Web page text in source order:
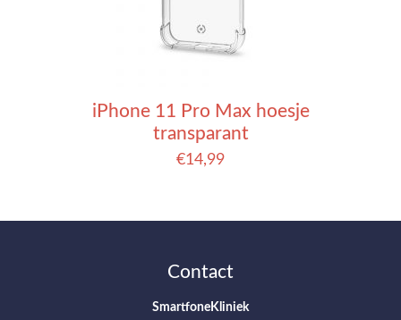
iPhone 11 Pro Max hoesje
transparant
€14,99
Contact
SmartfoneKliniek